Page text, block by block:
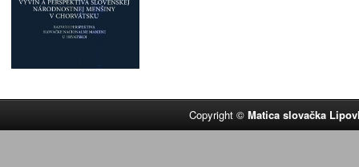
Copyright ©Matica slovačka